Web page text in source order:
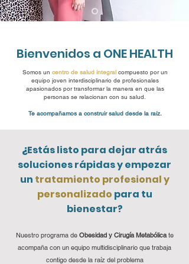
Bienvenidos a ONE HEALTH
Somos un centro de salud integralcompuesto por un
equipo joven interdisciplinario de profesionales
apasionados por transformar la manera en que las
personas se relacionan con su salud.
Te acompañamos a construir salud desde la raíz.
¿Estás listo para dejar atrás
soluciones rápidas y empezar
un tratamiento profesional y
personalizado para tu
bienestar?
Nuestro programa de Obesidad y Cirugía Metabólicate
acompaña con un equipo multidisciplinario que trabaja
contigo desde la raíz del problema